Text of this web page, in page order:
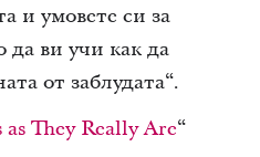
и умовете си за
ви учи как да
от заблудата“.
as They Really Are“